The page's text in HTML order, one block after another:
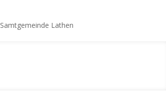
Samtgemeinde Lathen